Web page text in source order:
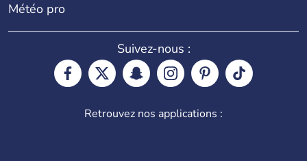
Météo pro
Suivez-nous :
Retrouvez nos applications :